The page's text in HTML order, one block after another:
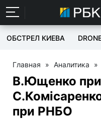
ОБСТРЕЛ КИЕВА
Главная » Аналитика »
В.Ющенко
при РНБО